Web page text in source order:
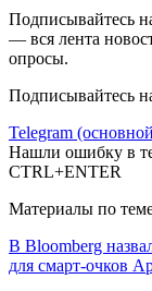
Подписывайтесь
— вся лента
опросы.
Подписывайтесь
Telegram
Нашли ошибку в
CTRL+ENTER
Материалы по
В Bloomberg
для смарт-очков